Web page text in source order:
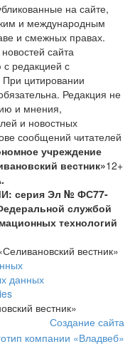
на сайте,
и международным
и смежных правах.
сайта
с редакцией с
При цитировании
Редакция не
и мнения,
и новостных
сообщений читателей
учреждение
вестник»12+
серия Эл № ФС77-
службой
технологий
вестник»
данных
вестник»
Создание сайта